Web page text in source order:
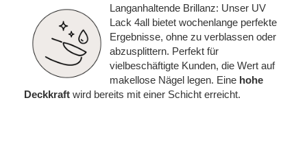
Langanhaltende Brillanz: Unser UV
Lack 4all bietet wochenlange perfekte
Ergebnisse, ohne zu verblassen oder
abzusplittern. Perfekt für
vielbeschäftigte Kunden, die Wert auf
makellose Nägel legen. Eine hohe
Deckkraft wird bereits mit einer Schicht erreicht.